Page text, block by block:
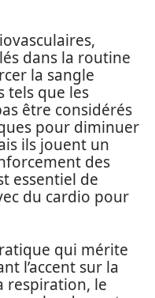
dans la routine
la sangle
tels que les
être considérés
pour diminuer
ils jouent un
des
essentiel de
du cardio pour
qui mérite
l’accent sur la
respiration, le